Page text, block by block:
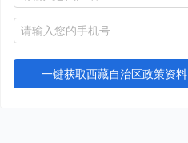
一键获取西藏自治区政策资料